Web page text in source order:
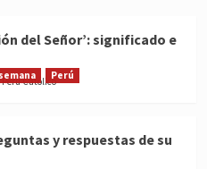
del Señor’: significado e
Perú CatólicoPerú
y respuestas de su